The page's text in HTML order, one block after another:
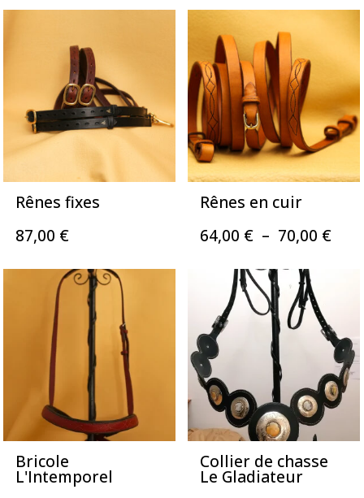
Rênes fixes
87,00 €
Rênes en cuir
64,00 € – 70,00 €
Bricole
L'Intemporel
Collier de chasse
Le Gladiateur